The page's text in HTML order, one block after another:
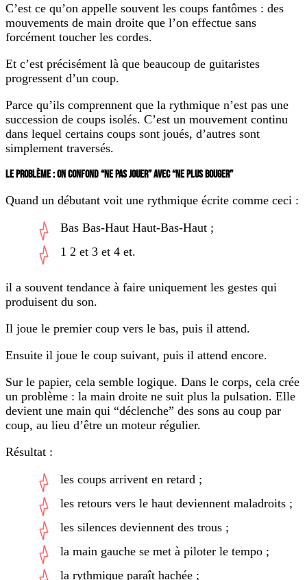
C’est ce qu’on appelle souvent les coups fantômes : des
mouvements de main droite que l’on effectue sans
forcément toucher les cordes.
Et c’est précisément là que beaucoup de guitaristes
progressent d’un coup.
Parce qu’ils comprennent que la rythmique n’est pas une
succession de coups isolés. C’est un mouvement continu
dans lequel certains coups sont joués, d’autres sont
simplement traversés.
LE PROBLÈME : ON CONFOND “NE PAS JOUER” AVEC “NE PLUS BOUGER”
Quand un débutant voit une rythmique écrite comme ceci :
Bas Bas-Haut Haut-Bas-Haut ;
1 2 et 3 et 4 et.
il a souvent tendance à faire uniquement les gestes qui
produisent du son.
Il joue le premier coup vers le bas, puis il attend.
Ensuite il joue le coup suivant, puis il attend encore.
Sur le papier, cela semble logique. Dans le corps, cela crée
un problème : la main droite ne suit plus la pulsation. Elle
devient une main qui “déclenche” des sons au coup par
coup, au lieu d’être un moteur régulier.
Résultat :
les coups arrivent en retard ;
les retours vers le haut deviennent maladroits ;
les silences deviennent des trous ;
la main gauche se met à piloter le tempo ;
la rythmique paraît hachée ;